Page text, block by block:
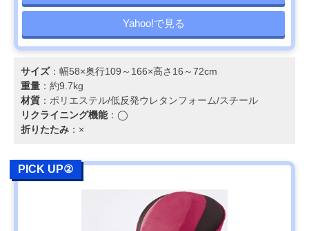
Yahoo!で見る
サイズ：幅58×奥行109～166×高さ16～72cm
重量 ：約9.7kg
材質 ：ポリエステル/低反発ウレタンフォーム/スチール
リクライニング機能：◯
折りたたみ ：×
PICK UP②